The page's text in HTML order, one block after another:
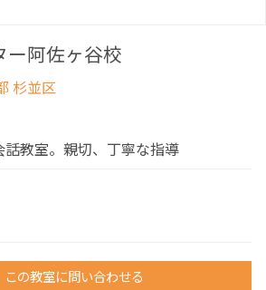
ー阿佐ヶ谷校
杉並区
教室。親切、丁寧な指導
この教室に問い合わせる